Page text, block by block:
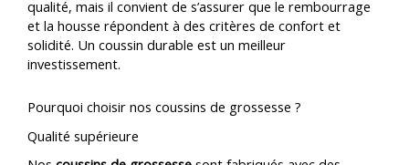
qualité, mais il convient de s’assurer que le rembourrage
et la housse répondent à des critères de confort et
solidité. Un coussin durable est un meilleur
investissement.
Pourquoi choisir nos coussins de grossesse ?
Qualité supérieure